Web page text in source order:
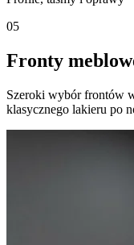
05
Fronty
Szeroki wybór frontów
klasycznego lakieru po